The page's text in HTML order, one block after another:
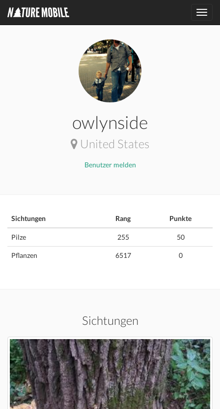
owlynside
United States
Benutzer melden
Sichtungen Rang Punkte
Pilze 255 50
Pflanzen 6517 0
Sichtungen